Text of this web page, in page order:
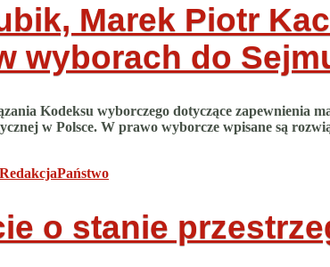
Marek Piotr
wyborach do
Kodeksu wyborczego dotyczące zapewnienia
w Polsce. W prawo wyborcze wpisane są
RedakcjaPaństwo
o stanie